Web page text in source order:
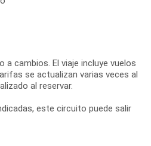
cambios. El viaje incluye vuelos
se actualizan varias veces al
al reservar.
este circuito puede salir